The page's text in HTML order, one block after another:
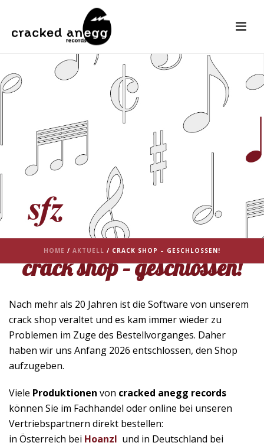
HOME / AKTUELL / CRACK SHOP – GESCHLOSSEN!
crack shop – geschlossen!
Nach mehr als 20 Jahren ist die Software von unserem
crack shop veraltet und es kam immer wieder zu
Problemen im Zuge des Bestellvorganges. Daher
haben wir uns Anfang 2026 entschlossen, den Shop
aufzugeben.
Viele Produktionen von cracked anegg records
können Sie im Fachhandel oder online bei unseren
Vertriebspartnern direkt bestellen:
in Österreich bei Hoanzl und in Deutschland bei